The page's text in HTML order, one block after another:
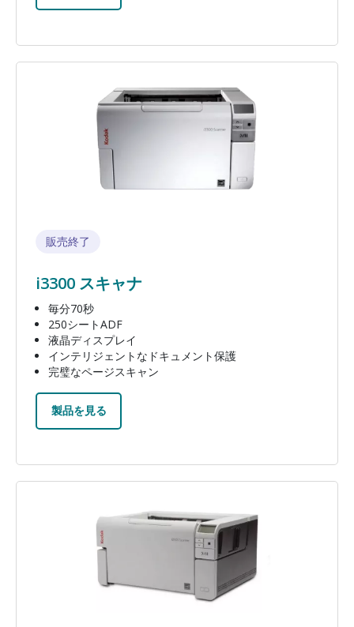
販売終了
i3300 スキャナ
毎分70秒
250シートADF
液晶ディスプレイ
インテリジェントなドキュメント保護
完璧なページスキャン
製品を見る
画像